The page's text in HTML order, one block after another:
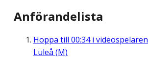
Anförandelista
Hoppa till 00:34i videospelaren
Luleå (M)